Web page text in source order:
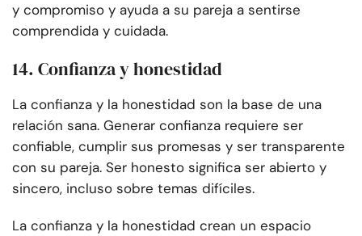
y compromiso y ayuda a su pareja a sentirse
comprendida y cuidada.
14. Confianza y honestidad
La confianza y la honestidad son la base de una
relación sana. Generar confianza requiere ser
confiable, cumplir sus promesas y ser transparente
con su pareja. Ser honesto significa ser abierto y
sincero, incluso sobre temas difíciles.
La confianza y la honestidad crean un espacio